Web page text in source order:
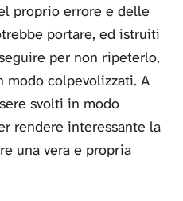
proprio errore e delle
portare, ed istruiti
per non ripeterlo,
modo colpevolizzati. A
svolti in modo
rendere interessante la
una vera e propria